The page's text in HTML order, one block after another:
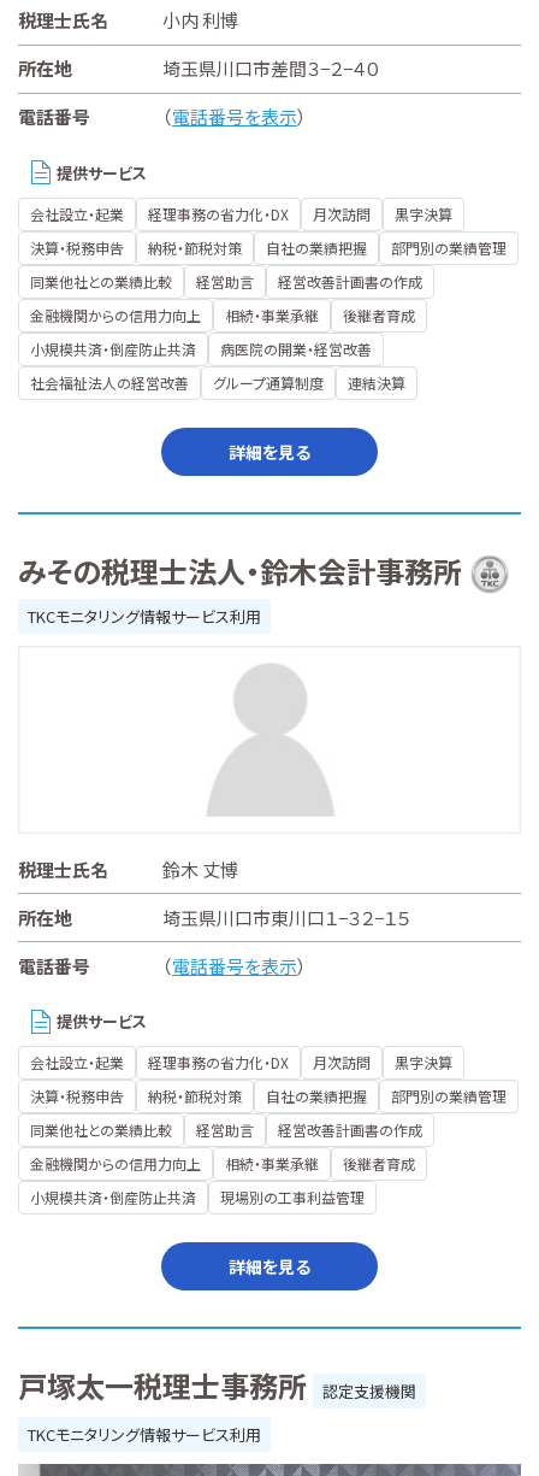
税理士氏名
小内 利博
所在地
埼玉県川口市差間３−２−４０
電話番号
（電話番号を表示）
提供サービス
会社設立・起業 経理事務の省力化・DX 月次訪問
黒字決算
決算・税務申告
納税・節税対策 自社の業績把握
部門別の業績管理
同業他社との業績比較
経営助言
経営改善計画書の作成
金融機関からの信用力向上
相続・事業承継
後継者育成
小規模共済・倒産防止共済
病医院の開業・経営改善
社会福祉法人の経営改善
グループ通算制度 連結決算
詳細を見る
みその税理士法人・鈴木会計事務所
TKCモニタリング情報サービス利用
税理士氏名
鈴木 丈博
所在地
埼玉県川口市東川口１−３２−１５
電話番号
（電話番号を表示）
提供サービス
会社設立・起業 経理事務の省力化・DX 月次訪問
黒字決算
決算・税務申告
納税・節税対策 自社の業績把握
部門別の業績管理
同業他社との業績比較
経営助言
経営改善計画書の作成
金融機関からの信用力向上
相続・事業承継
後継者育成
小規模共済・倒産防止共済
現場別の工事利益管理
詳細を見る
戸塚太一税理士事務所
認定支援機関
TKCモニタリング情報サービス利用